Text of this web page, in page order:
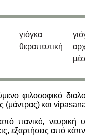
γιόγκα
θεραπευτική
φιλοσοφικό
(μάντρας) και
πανικό, νευρική
εξαρτήσεις από